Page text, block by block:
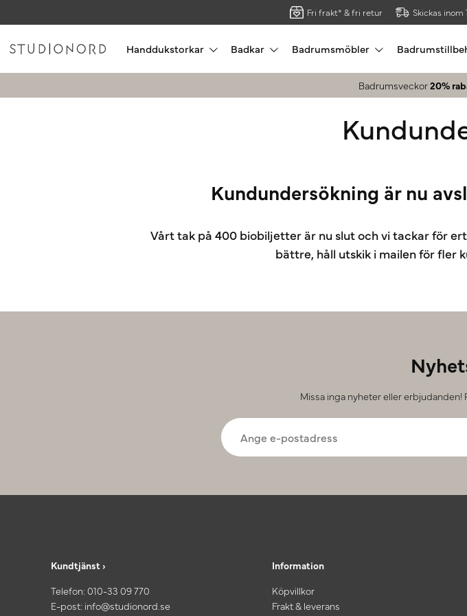
Fri frakt* & fri retur Skickas inom
Handdukstorkar Badkar Badrumsmöbler
Badrumsveckor20%
Kundundersökning är nu
Vårt tak på 400 biobiljetter är nu slut och vi tackar för
bättre, håll utskik i mailen för fler
Missa inga nyheter eller
Kundtjänst ›
Telefon:010-33 09 770
E-post: info@studionord.se
Information
Köpvillkor
Frakt & leverans